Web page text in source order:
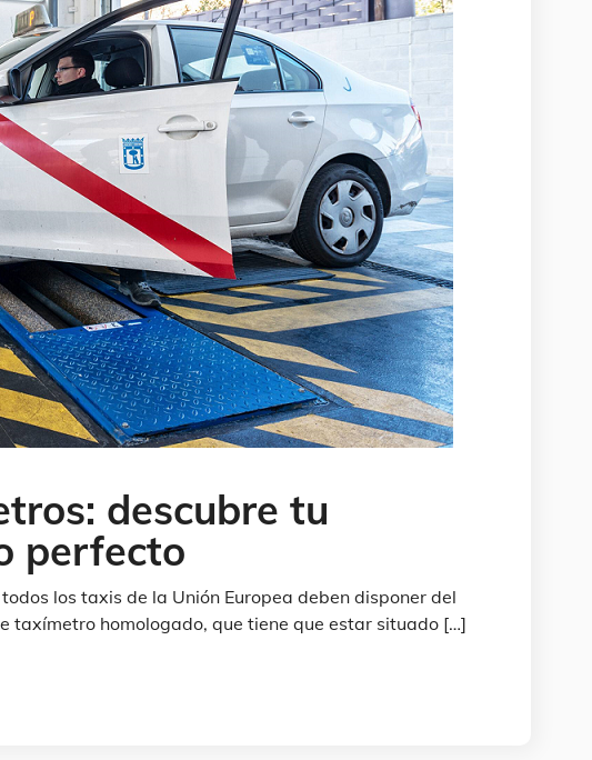
descubre tu
perfecto
los taxis de la Unión Europea deben disponer del
taxímetro homologado, que tiene que estar situado […]